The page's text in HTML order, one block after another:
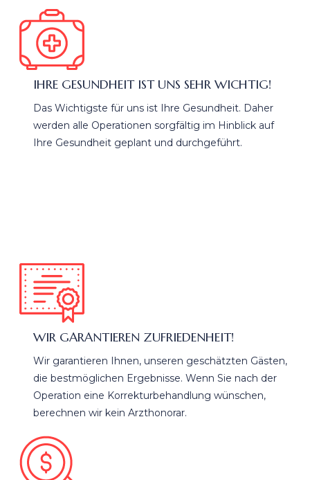
IHRE GESUNDHEIT IST UNS SEHR WICHTIG!
Das Wichtigste für uns ist Ihre Gesundheit. Daher
werden alle Operationen sorgfältig im Hinblick auf
Ihre Gesundheit geplant und durchgeführt.
WIR GARANTIEREN ZUFRIEDENHEIT!
Wir garantieren Ihnen, unseren geschätzten Gästen,
die bestmöglichen Ergebnisse. Wenn Sie nach der
Operation eine Korrekturbehandlung wünschen,
berechnen wir kein Arzthonorar.